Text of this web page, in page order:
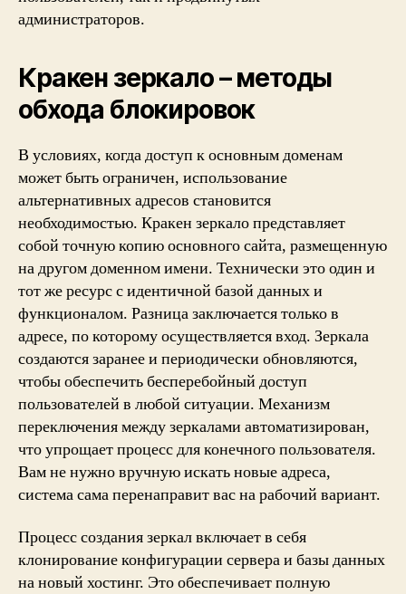
администраторов.
Кракен зеркало – методы
обхода блокировок
В условиях, когда доступ к основным доменам
может быть ограничен, использование
альтернативных адресов становится
необходимостью. Кракен зеркало представляет
собой точную копию основного сайта, размещенную
на другом доменном имени. Технически это один и
тот же ресурс с идентичной базой данных и
функционалом. Разница заключается только в
адресе, по которому осуществляется вход. Зеркала
создаются заранее и периодически обновляются,
чтобы обеспечить бесперебойный доступ
пользователей в любой ситуации. Механизм
переключения между зеркалами автоматизирован,
что упрощает процесс для конечного пользователя.
Вам не нужно вручную искать новые адреса,
система сама перенаправит вас на рабочий вариант.
Процесс создания зеркал включает в себя
клонирование конфигурации сервера и базы данных
на новый хостинг. Это обеспечивает полную